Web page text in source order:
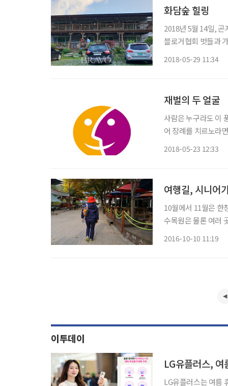
화담숲 힐링
2018년 5월 14일,
블로거협회 벗들과
2018-05-29 11:34
재벌의 두 얼굴
사람은 누구라도 이
어 장례를 치르노라
2018-05-23 12:33
여행길, 시니어
10월에서 11월은 한
수목원은 물론 여러
2016-10-10 11:19
이투데이
LG유플러스,
LG유플러스는 여름